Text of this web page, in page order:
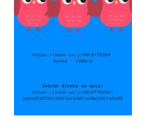
CONTATO